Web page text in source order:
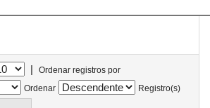
|
Ordenar registros por
Ordenar
Registro(s)